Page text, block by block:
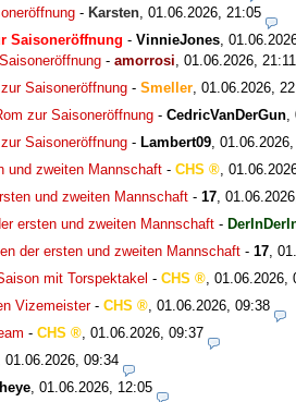
- Karsten 01.06.2026, 21:05
Saisoneröffnung - VinnieJones
- amorrosi 01.06.2026, 21:11
Saisoneröffnung - Smeller 01.06.2026,
zur Saisoneröffnung - CedricVanDerGun
Saisoneröffnung - Lambert09
und zweiten Mannschaft - CHS
und zweiten Mannschaft - 17
ersten und zweiten Mannschaft -
der ersten und zweiten Mannschaft - 17
mit Torspektakel - CHS
01.06.2026,
Vizemeister- CHS
01.06.2026, 09:38
- CHS
01.06.2026, 09:37
01.06.2026, 09:34
01.06.2026, 12:05